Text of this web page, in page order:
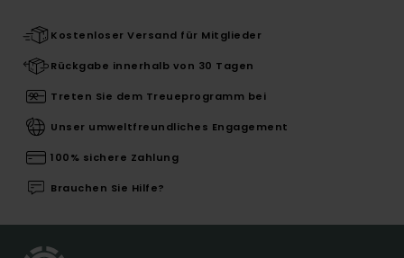
Kostenloser Versand für Mitglieder
Rückgabe innerhalb von 30 Tagen
Treten Sie dem Treueprogramm bei
Unser umweltfreundliches Engagement
100% sichere Zahlung
Brauchen Sie Hilfe?